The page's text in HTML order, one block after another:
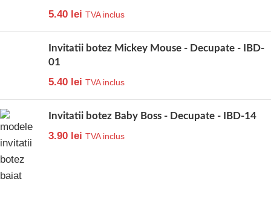
5.40 lei TVA inclus
Invitatii botez Mickey Mouse - Decupate - IBD-
01
5.40 lei TVA inclus
Invitatii botez Baby Boss - Decupate - IBD-14
3.90 lei TVA inclus